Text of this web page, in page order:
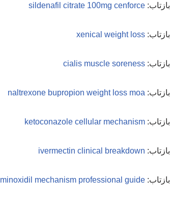
بازتاب:sildenafil citrate 100mg cenforce
بازتاب:xenical weight loss
بازتاب:cialis muscle soreness
بازتاب: naltrexone bupropion weight loss moa
بازتاب:ketoconazole cellular mechanism
بازتاب: ivermectin clinical breakdown
بازتاب:minoxidil mechanism professional guide